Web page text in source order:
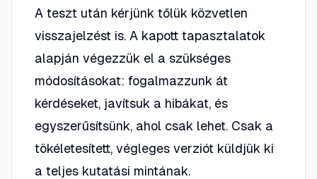
A teszt után kérjünk tőlük közvetlen
visszajelzést is. A kapott tapasztalatok
alapján végezzük el a szükséges
módosításokat: fogalmazzunk át
kérdéseket, javítsuk a hibákat, és
egyszerűsítsünk, ahol csak lehet. Csak a
tökéletesített, végleges verziót küldjük ki
a teljes kutatási mintának.